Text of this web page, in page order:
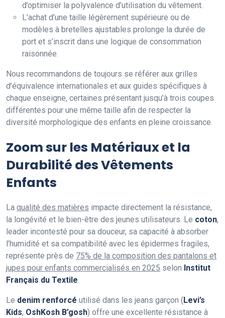
d’optimiser la polyvalence d’utilisation du vêtement.
L’achat d’une taille légèrement supérieure ou de
modèles à bretelles ajustables prolonge la durée de
port et s’inscrit dans une logique de consommation
raisonnée.
Nous recommandons de toujours se référer aux grilles
d’équivalence internationales et aux guides spécifiques à
chaque enseigne, certaines présentant jusqu’à trois coupes
différentes pour une même taille afin de respecter la
diversité morphologique des enfants en pleine croissance.
Zoom sur les Matériaux et la
Durabilité des Vêtements
Enfants
La qualité des matières impacte directement la résistance,
la longévité et le bien-être des jeunes utilisateurs. Le coton,
leader incontesté pour sa douceur, sa capacité à absorber
l’humidité et sa compatibilité avec les épidermes fragiles,
représente près de 75% de la composition des pantalons et
jupes pour enfants commercialisés en 2025 selon Institut
Français du Textile.
Le denim renforcé utilisé dans les jeans garçon ( Levi’s
Kids, OshKosh B’gosh) offre une excellente résistance à